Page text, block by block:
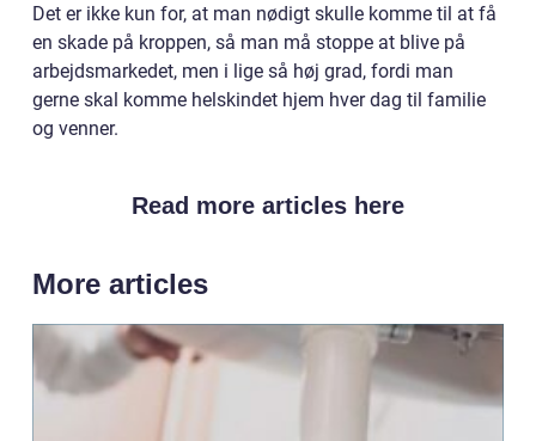
Det er ikke kun for, at man nødigt skulle komme til at få
en skade på kroppen, så man må stoppe at blive på
arbejdsmarkedet, men i lige så høj grad, fordi man
gerne skal komme helskindet hjem hver dag til familie
og venner.
Read more articles here
More articles